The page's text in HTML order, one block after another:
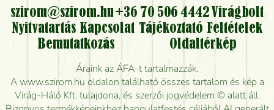
kérhető?
Vidékre is lehet rendelni?
Meddig rendelhetek virágküldést úgy, hogy még ma
kiszállítsák?
Mennyire gyorsan tudják elkészíteni a csokrot, és
szirom@szirom.hu +36 70 506 4442 Virágbolt
Nyitvatartás Kapcsolat Tájékoztató Feltételek
Bemutatkozás
Oldaltérkép
Áraink az ÁFA-t tartalmazzák.
A www.szirom.hu oldalon található összes tartalom és kép a
Virág-Háló Kft. tulajdona, és szerzői jogvédelem © alatt áll.